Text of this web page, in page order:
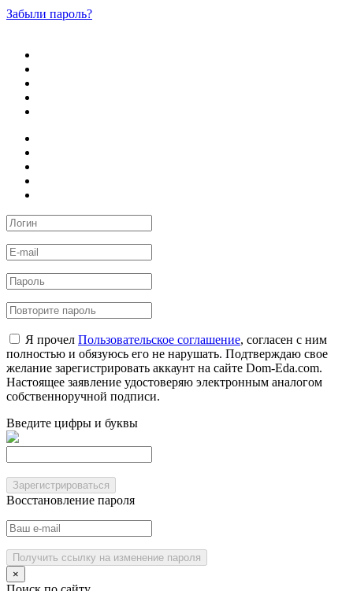
Забыли пароль?
Я прочел Пользовательское соглашение, согласен с ним
полностью и обязуюсь его не нарушать. Подтверждаю свое
желание зарегистрировать аккаунт на сайте Dom-Eda.com.
Настоящее заявление удостоверяю электронным аналогом
собственноручной подписи.
Введите цифры и буквы
Зарегистрироваться
Восстановление пароля
Получить ссылку на изменение пароля
×